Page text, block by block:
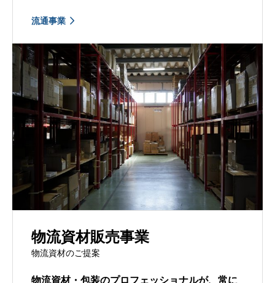
流通事業
物流資材販売事業
物流資材のご提案
物流資材・包装のプロフェッショナルが、常に